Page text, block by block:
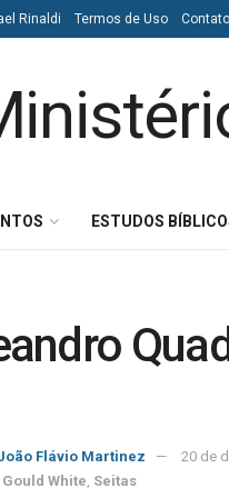
Rinaldi Termos de Uso Contato
ESTUDOS
Flávio Martinez
20 de
White, Seitas